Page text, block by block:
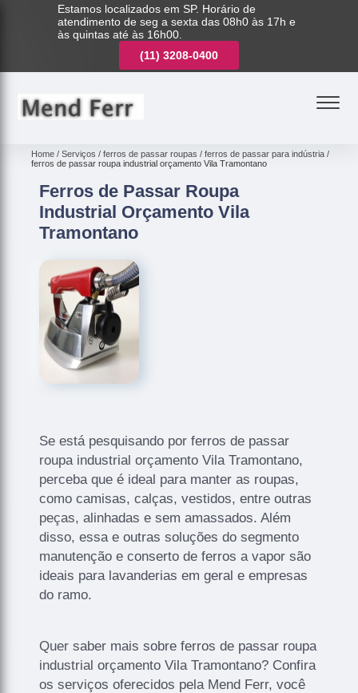
Estamos localizados em SP. Horário de
atendimento de seg a sexta das 08h0 às 17h e
às quintas até às 16h00.
(11) 3208-0400
Home Serviços ferros de passar roupas
ferros de passar para indústria
ferros de passar roupa industrial orçamento Vila Tramontano
Ferros de Passar Roupa
Industrial Orçamento Vila
Tramontano
Se está pesquisando por ferros de passar
roupa industrial orçamento Vila Tramontano,
perceba que é ideal para manter as roupas,
como camisas, calças, vestidos, entre outras
peças, alinhadas e sem amassados. Além
disso, essa e outras soluções do segmento
manutenção e conserto de ferros a vapor são
ideais para lavanderias em geral e empresas
do ramo.
Quer saber mais sobre ferros de passar roupa
industrial orçamento Vila Tramontano? Confira
os serviços oferecidos pela Mend Ferr, você